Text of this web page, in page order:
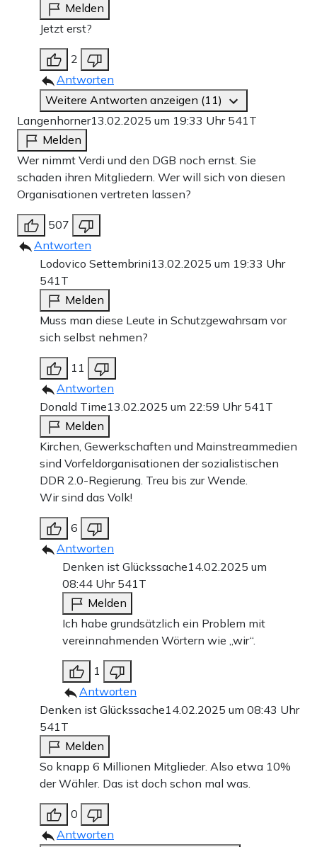
Melden
Jetzt erst?
2
Antworten
Weitere Antworten anzeigen (11)
Langenhorner13.02.2025 um 19:33 Uhr 541T
Melden
Wer nimmt Verdi und den DGB noch ernst. Sie
schaden ihren Mitgliedern. Wer will sich von diesen
Organisationen vertreten lassen?
507
Antworten
Lodovico Settembrini13.02.2025 um 19:33 Uhr
541T
Melden
Muss man diese Leute in Schutzgewahrsam vor
sich selbst nehmen?
11
Antworten
Donald Time13.02.2025 um 22:59 Uhr 541T
Melden
Kirchen, Gewerkschaften und Mainstreammedien
sind Vorfeldorganisationen der sozialistischen
DDR 2.0-Regierung. Treu bis zur Wende.
Wir sind das Volk!
6
Antworten
Denken ist Glückssache14.02.2025 um
08:44 Uhr 541T
Melden
Ich habe grundsätzlich ein Problem mit
vereinnahmenden Wörtern wie „wir“.
1
Antworten
Denken ist Glückssache14.02.2025 um 08:43 Uhr
541T
Melden
So knapp 6 Millionen Mitglieder. Also etwa 10%
der Wähler. Das ist doch schon mal was.
0
Antworten